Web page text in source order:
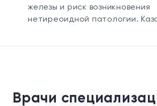
железы и риск возникновения
нетиреоидной патологии.
Врачи